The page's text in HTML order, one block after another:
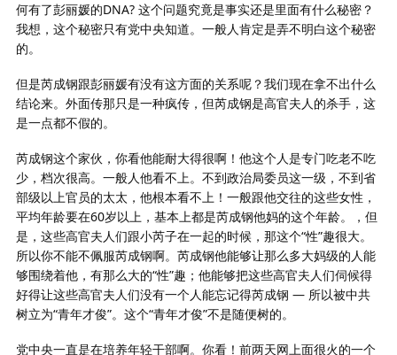
何有了彭丽媛的DNA? 这个问题究竟是事实还是里面有什么秘密？
我想，这个秘密只有党中央知道。一般人肯定是弄不明白这个秘密
的。
但是芮成钢跟彭丽媛有没有这方面的关系呢？我们现在拿不出什么
结论来。外面传那只是一种疯传，但芮成钢是高官夫人的杀手，这
是一点都不假的。
芮成钢这个家伙，你看他能耐大得很啊！他这个人是专门吃老不吃
少，档次很高。一般人他看不上。不到政治局委员这一级，不到省
部级以上官员的太太，他根本看不上！一般跟他交往的这些女性，
平均年龄要在60岁以上，基本上都是芮成钢他妈的这个年龄。，但
是，这些高官夫人们跟小芮子在一起的时候，那这个“性”趣很大。
所以你不能不佩服芮成钢啊。芮成钢他能够让那么多大妈级的人能
够围绕着他，有那么大的“性”趣；他能够把这些高官夫人们伺候得
好得让这些高官夫人们没有一个人能忘记得芮成钢 — 所以被中共
树立为“青年才俊”。这个“青年才俊”不是随便树的。
党中央一直是在培养年轻干部啊。你看！前两天网上面很火的一个